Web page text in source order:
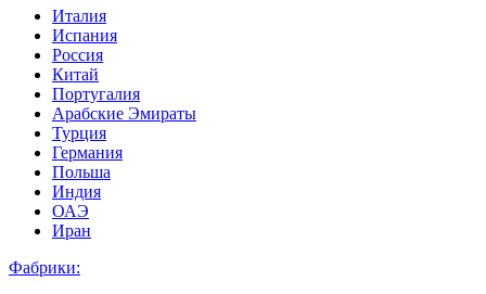
Италия
Испания
Россия
Китай
Португалия
Арабские Эмираты
Турция
Германия
Польша
Индия
ОАЭ
Иран
Фабрики: